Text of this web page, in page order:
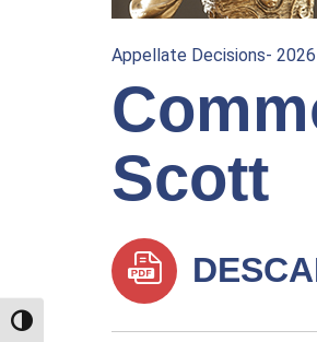
TOGGLE HIGH CONTRAST
Appellate Decisions- 2026
Scott